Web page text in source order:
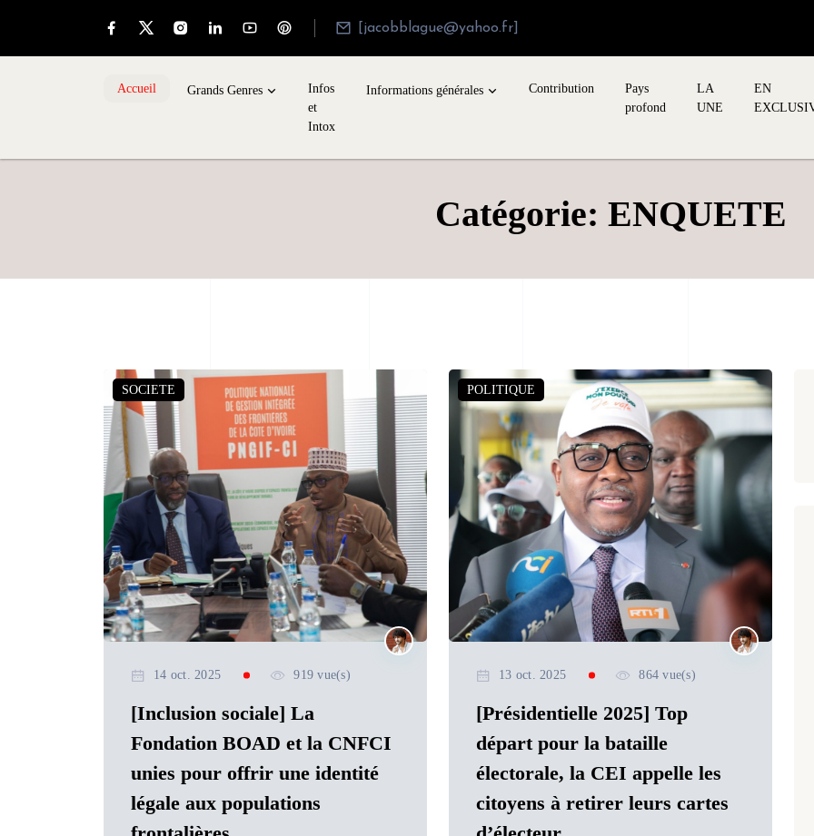
[jacobblague@yahoo.fr]
Accueil Grands Genres
Infos
et
Intox
Informations générales Contribution
Pays
profond
LA
UNE
EN
Catégorie: ENQUETE
SOCIETE
14 oct. 2025 919 vue(s)
[Inclusion sociale] La
Fondation BOAD et la CNFCI
unies pour offrir une identité
légale aux populations
POLITIQUE
13 oct. 2025 864 vue(s)
[Présidentielle 2025] Top
départ pour la bataille
électorale, la CEI appelle les
citoyens à retirer leurs cartes